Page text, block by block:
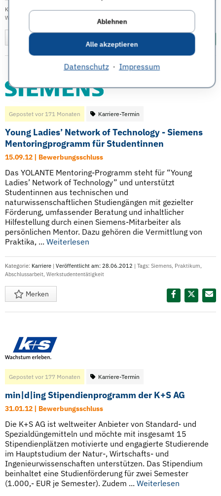
Ablehnen
Alle akzeptieren
Datenschutz· Impressum
Kategorie:Karriere|Veröffentlicht am: 06.09.2012| Tags:Bayer AG,
Werkstudententätigkeit
Merken
Gepostet vor 171 Monaten Karriere-Termin
Young Ladies’ Network of Technology - Siemens
Mentoringprogramm für Studentinnen
15.09.12 | Bewerbungsschluss
Das YOLANTE Mentoring-Programm steht für “Young
Ladies’ Network of Technology” und unterstützt
Studentinnen aus technischen und
naturwissenschaftlichen Studiengängen mit gezielter
Förderung, umfassender Beratung und inhaltlicher
Hilfestellung durch einen Siemens-Mitarbeiter als
persönlichen Mentor. Dazu gehören die Vermittlung von
Praktika, ... Weiterlesen
Kategorie: Karriere | Veröffentlicht am: 28.06.2012 | Tags: Siemens, Praktikum,
Abschlussarbeit, Werkstudententätigkeit
Merken
Gepostet vor 177 Monaten Karriere-Termin
min|d|ing Stipendienprogramm der K+S AG
31.01.12 | Bewerbungsschluss
Die K+S AG ist weltweiter Anbieter von Standard- und
Spezialdüngemitteln und möchte mit insgesamt 15
Stipendienplätzen motivierte und engagierte Studierende
im Hauptstudium der Natur-, Wirtschafts- und
Ingenieurwissenschaften unterstützen. Das Stipendium
beinhaltet eine Studienförderung für zwei Semester
(1.000,- EUR je Semester). Zudem ... Weiterlesen